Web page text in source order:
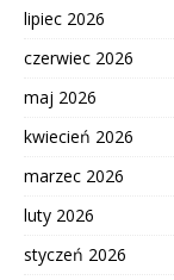
lipiec 2026
czerwiec 2026
maj 2026
kwiecień 2026
marzec 2026
luty 2026
styczeń 2026